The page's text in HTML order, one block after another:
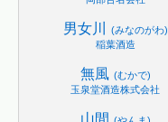
男女川
(みなのがわ)
稲葉酒造
無風 (むかで)
玉泉堂酒造株式会社
山間